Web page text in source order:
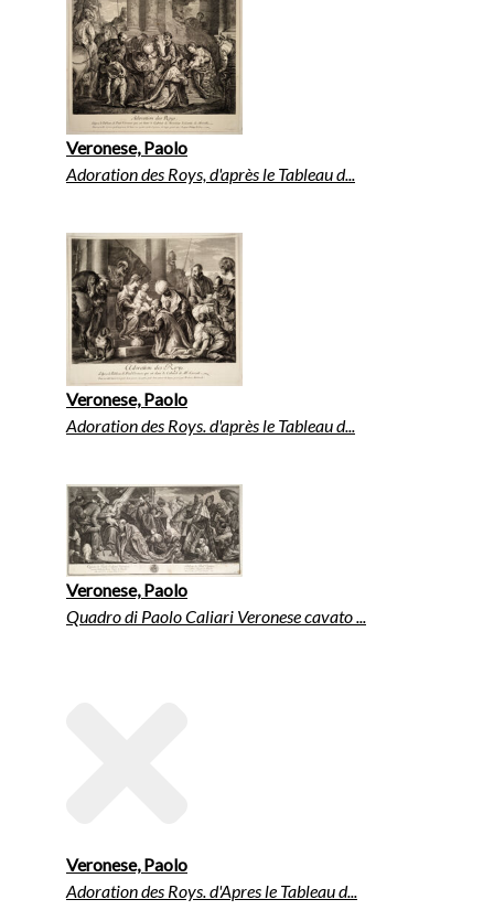
Veronese, Paolo
Adoration des Roys, d'après le Tableau d...
Veronese, Paolo
Adoration des Roys. d'après le Tableau d...
Veronese, Paolo
Quadro di Paolo Caliari Veronese cavato ...
Veronese, Paolo
Adoration des Roys. d'Apres le Tableau d...